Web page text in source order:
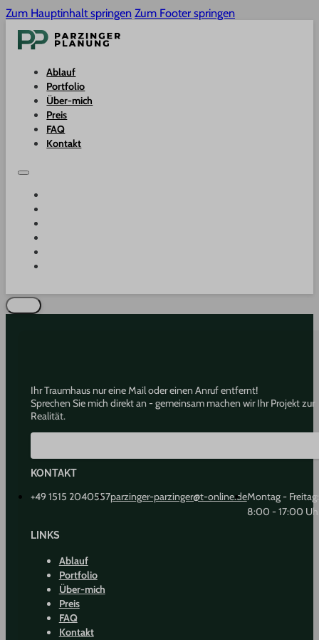
Zum Hauptinhalt springen Zum Footer springen
Ablauf
Portfolio
Über-mich
Preis
FAQ
Kontakt
Ihr Traumhaus nur eine Mail oder einen Anruf entfernt!
Sprechen Sie mich direkt an - gemeinsam machen wir Ihr Projekt zur
Realität.
KONTAKT
+49 1515 2040557parzinger-parzinger@t-online.deMontag - Freitag:
8:00 - 17:00
LINKS
Ablauf
Portfolio
Über-mich
Preis
FAQ
Kontakt